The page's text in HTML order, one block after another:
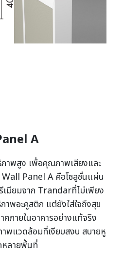
A
าพสูง เพื่อคุณภาพเสียงและ
Panel A คือโซลูชั่นแผ่น
มียมจาก Trandarที่ไม่เพียง
าพอะคูสติก แต่ยังใส่ใจถึงสุข
ภายในอาคารอย่างแท้จริง
พแวดล้อมที่เงียบสงบ สบายหู
หลายพื้นที่